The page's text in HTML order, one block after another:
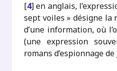
[4]en anglais,
sept voiles » désigne la
d’une information, où
(une expression
romans d’espionnage